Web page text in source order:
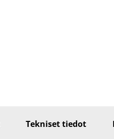
Tekniset tiedot